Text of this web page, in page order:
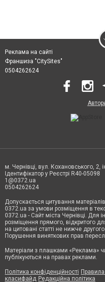
Реклама на сайті
Франшиза "CitySites"
0504262624
м. Чернівці, вул. Кохановського, 2,
Ідентифікатор у Реєстрі R40-05098
1@0372.ua
0504262624
Допускається цитування
0372.ua за умови розміщення в
0372.ua - Сайт міста Чернівці. Для
розміщення прямого, відкритого
на цитовані статті не нижче
Порушення виняткових прав
Матеріали з плашками «Реклама»
публікуються на правах реклами.
Політика конфіденційності
класифайд Редакційна політика